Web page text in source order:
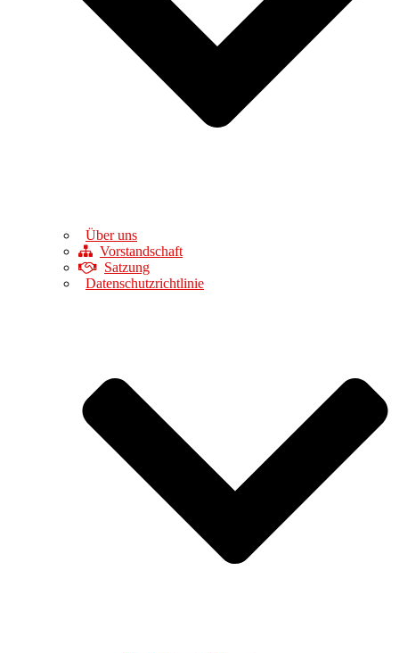
Über uns
Vorstandschaft
Satzung
Datenschutzrichtlinie